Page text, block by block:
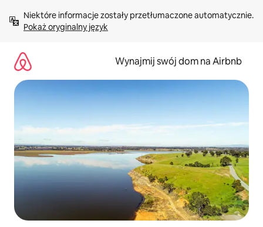
treści Pokaż oryginalny język
Wynajmij swój dom na Airbnb